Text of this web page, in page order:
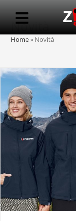
Novità
Home» Novità